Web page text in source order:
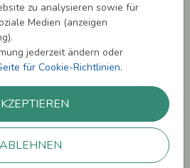
zu analysieren sowie für
Medien (anzeigen
jederzeit ändern oder
für Cookie-Richtlinien.
ABLEHNEN
Newsletter an und bleibe auf dem
aus unserem Angebot informieren
unseres Newsletters. Zudem können wir Dir
Interessen auf anderen Plattformen wie
Um Dir diesen Service anbieten zu können,